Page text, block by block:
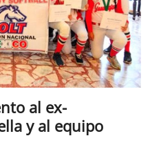
al ex-
y al equipo